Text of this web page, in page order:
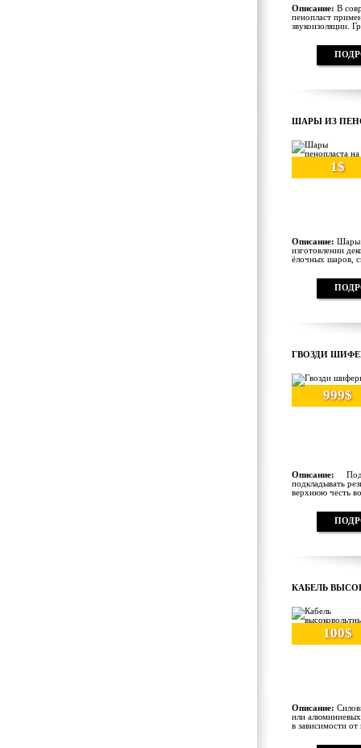
Описание: В
пенопласт
звукоизоляции.
ШАРЫ ИЗ
1$
Описание: Шары
изготовлении
ёлочных шаров,
ГВОЗДИ
999$
Описание: Под
подкладывать
верхнюю честь
КАБЕЛЬ
100$
Описание:
или
в зависимости